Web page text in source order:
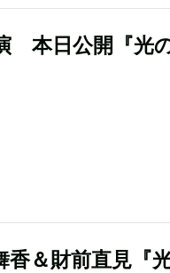
本日公開『光
香＆財前直見『